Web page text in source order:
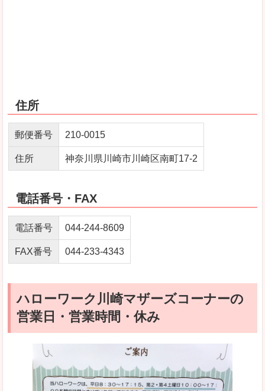
住所
郵便番号 210-0015
住所 神奈川県川崎市川崎区南町17-2
電話番号・FAX
電話番号 044-244-8609
FAX番号 044-233-4343
ハローワーク川崎マザーズコーナーの
営業日・営業時間・休み